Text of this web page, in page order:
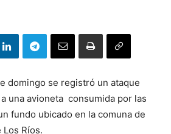
domingo se registró un ataque
una avioneta consumida por las
fundo ubicado en la comuna de
Ríos.